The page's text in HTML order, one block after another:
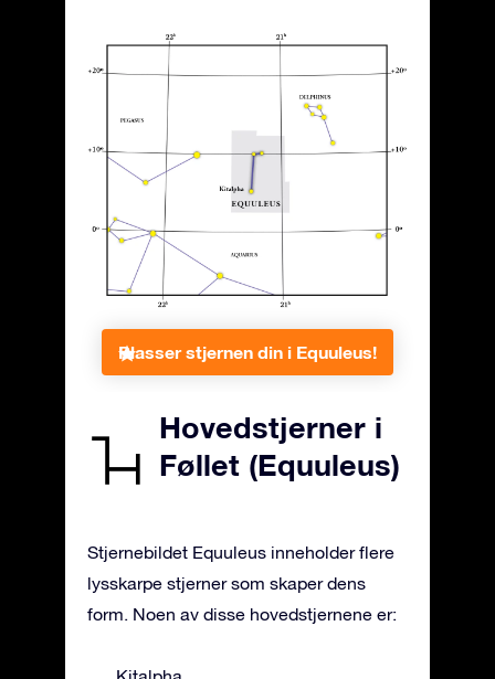
Plasser stjernen din i Equuleus!
Hovedstjerner i
Føllet (Equuleus)
Stjernebildet Equuleus inneholder flere
lysskarpe stjerner som skaper dens
form. Noen av disse hovedstjernene er: